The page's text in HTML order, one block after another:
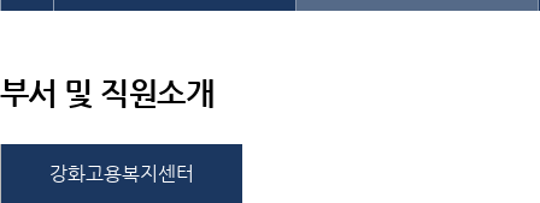
부서 및 직원소개
강화고용복지센터